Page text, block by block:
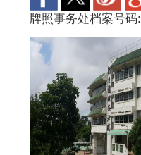
牌照事务处档案号码: